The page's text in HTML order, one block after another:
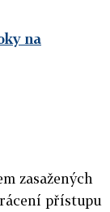
na
zasažených
přístupu